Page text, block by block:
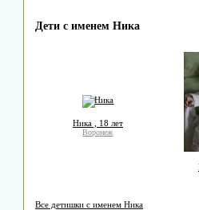
Дети с именем Ника
Ника , 18 лет
Воронеж
Все детишки с именем Ника